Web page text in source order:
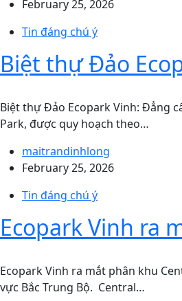
February 25, 2026
Tin đáng chú ý
Biệt thự Đảo
Biệt thự Đảo Ecopark Vinh: Đẳng
Park, được quy hoạch theo…
maitrandinhlong
February 25, 2026
Tin đáng chú ý
Ecopark Vinh ra
Ecopark Vinh ra mắt phân khu
vực Bắc Trung Bộ. Central…